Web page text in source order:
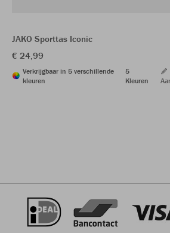
JAKO Sporttas Iconic
€ 24,99
Verkrijgbaar in 5 verschillende
kleuren
5
Kleuren